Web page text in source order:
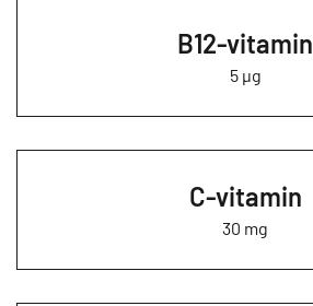
B12-vitamin
5 µg
C-vitamin
30 mg